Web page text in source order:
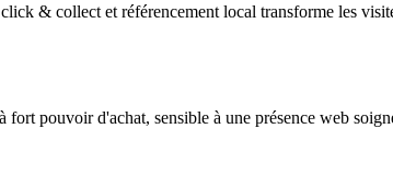
& collect et référencement local transforme les
pouvoir d'achat, sensible à une présence web